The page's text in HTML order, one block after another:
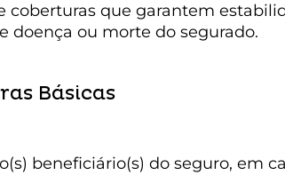
coberturas que garantem
doença ou morte do segurado.
Básicas
beneficiário(s) do seguro, em